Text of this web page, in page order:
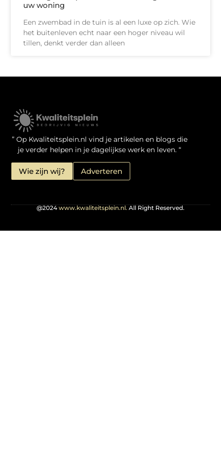
uw woning
Een zwembad in de tuin is al een luxe op zich. Wie
het buitenleven echt naar een hoger niveau wil
tillen, denkt verder dan alleen
” Op Kwaliteitsplein.nl vind je artikelen en blogs die
je verder helpen in je dagelijkse werk en leven. “
Wie zijn wij? Adverteren
@2024 www.kwaliteitsplein.nl. All Right Reserved.